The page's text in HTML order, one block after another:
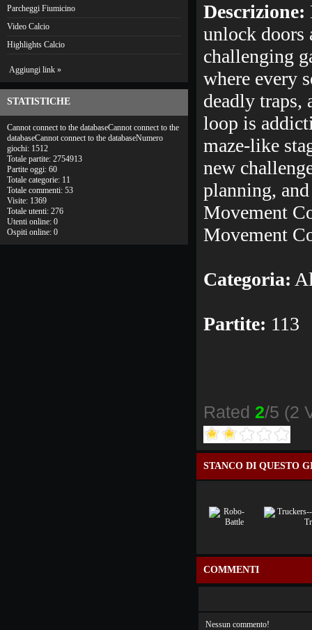
Parcheggi Fiumicino
Video Calcio
Highlights Calcio
Aggiungi link »
STATISTICHE
Cannot connect to the databaseCannot connect to the
databaseCannot connect to the databaseNumero
giochi: 1512
Totale partite: 2754913
Partite oggi: 60
Totale categorie: 11
Totale commenti: 53
Visite: 1369
Totale utenti: 276
Utenti online: 0
Ospiti online: 0
Descrizione:
unlock doors
challenging
where every
deadly traps,
loop is
maze-like
new
planning,
Movement
Movement
Categoria:
Partite: 113
Rated 2/5 (2
STANCO DI QUESTO
COMMENTI
Nessun commento!